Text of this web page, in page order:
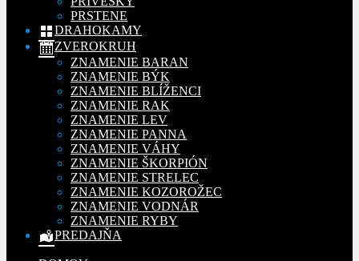
PRSTENE
DRAHOKAMY
ZVEROKRUH
ZNAMENIE BARAN
ZNAMENIE BÝK
ZNAMENIE BLÍŽENCI
ZNAMENIE RAK
ZNAMENIE LEV
ZNAMENIE PANNA
ZNAMENIE VÁHY
ZNAMENIE ŠKORPIÓN
ZNAMENIE STRELEC
ZNAMENIE KOZOROŽEC
ZNAMENIE VODNÁR
ZNAMENIE RYBY
PREDAJŇA